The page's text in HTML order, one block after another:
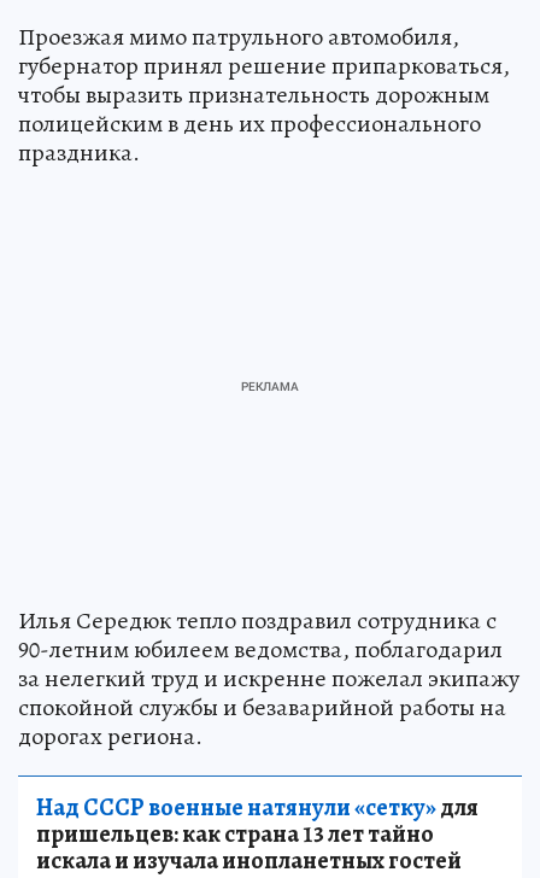
Проезжая мимо патрульного автомобиля,
губернатор принял решение припарковаться,
чтобы выразить признательность дорожным
полицейским в день их профессионального
праздника.
Илья Середюк тепло поздравил сотрудника с
90-летним юбилеем ведомства, поблагодарил
за нелегкий труд и искренне пожелал экипажу
спокойной службы и безаварийной работы на
дорогах региона.
Над СССР военные натянули «сетку»для
пришельцев: как страна 13 лет тайно
искала и изучала инопланетных гостей